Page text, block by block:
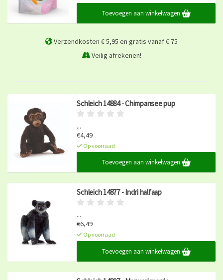
Op voorraad
Toevoegen aan winkelwagen
Verzendkosten € 5,95 en gratis vanaf € 75
Veilig afrekenen!
Schleich 14884 - Chimpansee pup
...
€4,49
Op voorraad
Toevoegen aan winkelwagen
Schleich 14877 - Indri halfaap
...
€6,49
Op voorraad
Toevoegen aan winkelwagen